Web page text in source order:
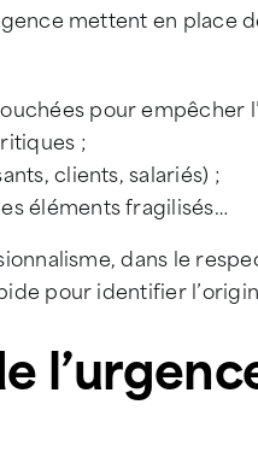
mettent en place
pour empêcher
;
clients, salariés) ;
éléments fragilisés…
dans le
pour identifier